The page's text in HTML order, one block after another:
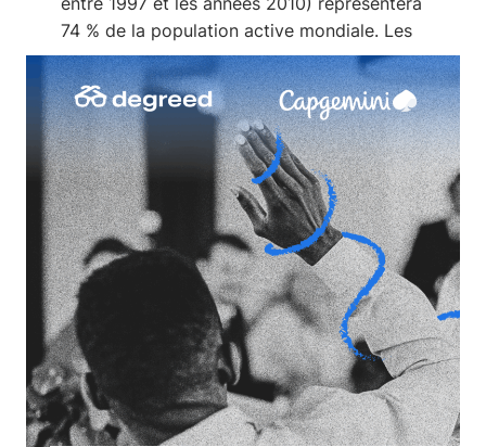
74 % de la population active mondiale. Les